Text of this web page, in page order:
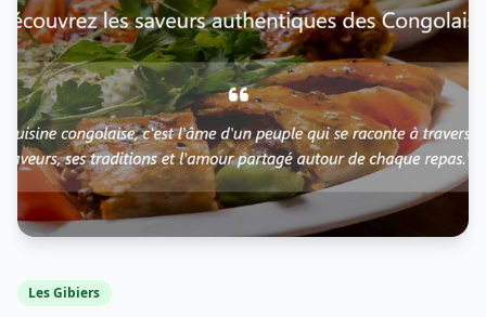
Les Gibiers